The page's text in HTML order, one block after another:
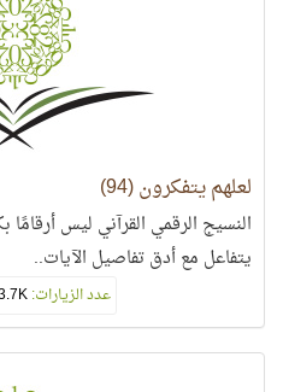
لعلهم يتفكرون (94)
النسيج الرقمي القرآني ليس
يتفاعل مع أدق تفاصيل الآيات..
عدد الزيارات: